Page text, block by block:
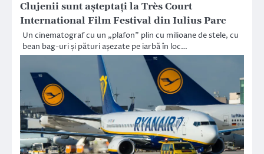
Clujenii sunt așteptați la Très Court
International Film Festival din Iulius Parc
Un cinematograf cu un „plafon” plin cu milioane de stele, cu
bean bag-uri și pături așezate pe iarbă în loc…